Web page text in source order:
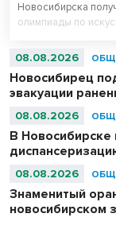
Новосибирска
олимпиады по
абсолютными
08.08.2026
Новосибирец
эвакуации
08.08.2026
В
08.08.2026
Знаменитый
новосибирском